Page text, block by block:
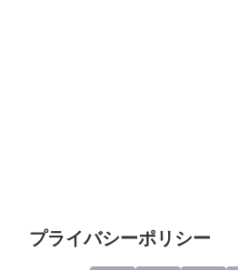
プライバシーポリシー